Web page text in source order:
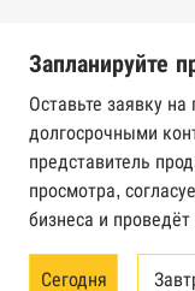
Реестр
Федерального
Картотека
арбитражного
Единый
банкротстве
Запланируйте
Оставьте заявку
долгосрочными
представитель
просмотра,
бизнеса и
Сегодня